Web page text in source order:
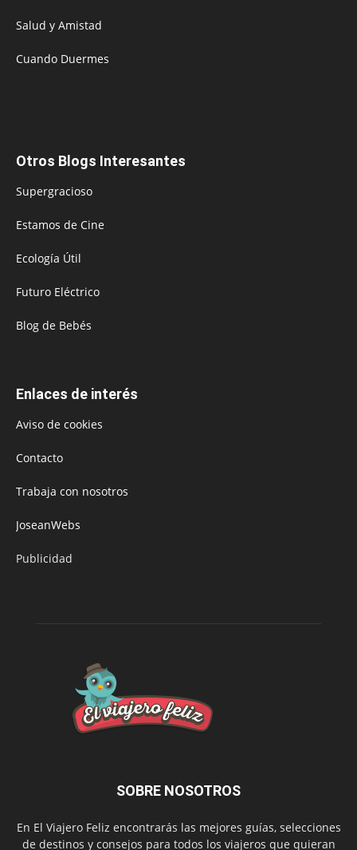
Salud y Amistad
Cuando Duermes
Otros Blogs Interesantes
Supergracioso
Estamos de Cine
Ecología Útil
Futuro Eléctrico
Blog de Bebés
Enlaces de interés
Aviso de cookies
Contacto
Trabaja con nosotros
JoseanWebs
Publicidad
SOBRE NOSOTROS
En El Viajero Feliz encontrarás las mejores guías, selecciones
de destinos y consejos para todos los viajeros que quieran